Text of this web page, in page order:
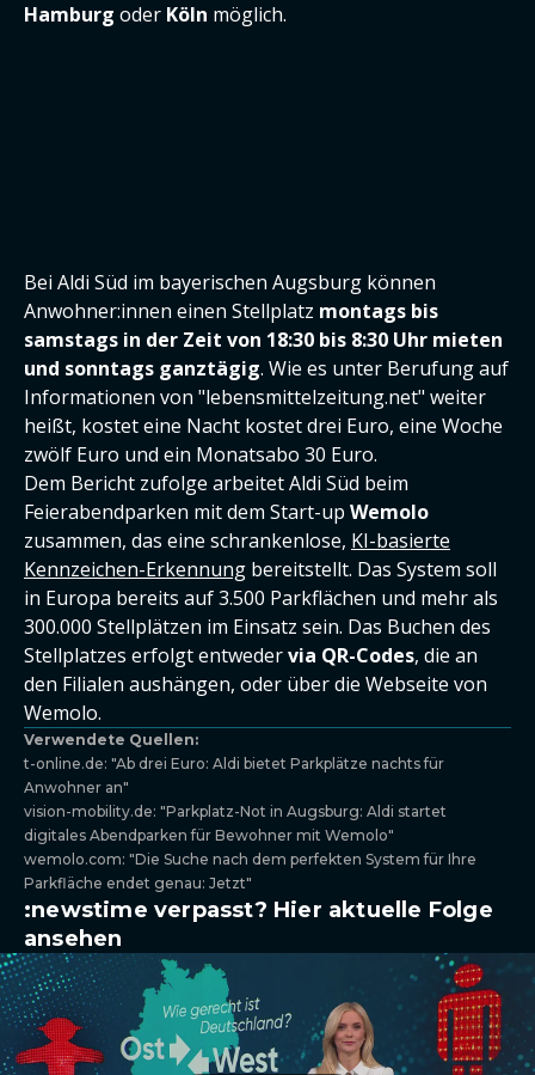
Hamburg oder Köln möglich.
Bei Aldi Süd im bayerischen Augsburg können
Anwohner:innen einen Stellplatz montags bis
samstags in der Zeit von 18:30 bis 8:30 Uhr mieten
und sonntags ganztägig. Wie es unter Berufung auf
Informationen von "lebensmittelzeitung.net" weiter
heißt, kostet eine Nacht kostet drei Euro, eine Woche
zwölf Euro und ein Monatsabo 30 Euro.
Dem Bericht zufolge arbeitet Aldi Süd beim
Feierabendparken mit dem Start-up Wemolo
zusammen, das eine schrankenlose, KI-basierte
Kennzeichen-Erkennung bereitstellt. Das System soll
in Europa bereits auf 3.500 Parkflächen und mehr als
300.000 Stellplätzen im Einsatz sein. Das Buchen des
Stellplatzes erfolgt entwedervia QR-Codes, die an
den Filialen aushängen, oder über die Webseite von
Wemolo.
Verwendete Quellen:
t-online.de: "Ab drei Euro: Aldi bietet Parkplätze nachts für
Anwohner an"
vision-mobility.de: "Parkplatz-Not in Augsburg: Aldi startet
digitales Abendparken für Bewohner mit Wemolo"
wemolo.com: "Die Suche nach dem perfekten System für Ihre
Parkfläche endet genau: Jetzt"
:newstime verpasst? Hier aktuelle Folge
ansehen